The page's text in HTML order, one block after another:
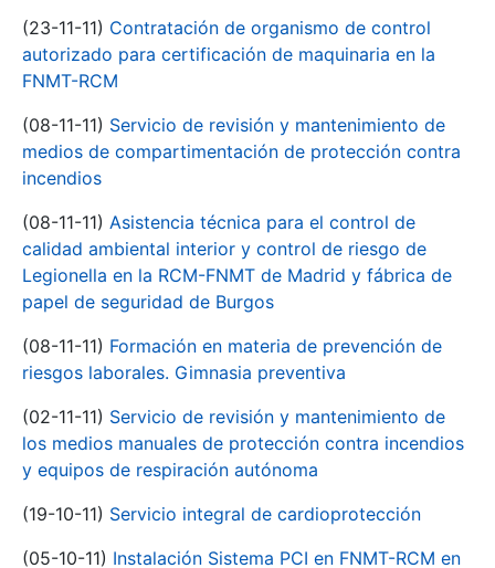
(23-11-11) Contratación de organismo de control
autorizado para certificación de maquinaria en la
FNMT-RCM
(08-11-11) Servicio de revisión y mantenimiento de
medios de compartimentación de protección contra
incendios
(08-11-11) Asistencia técnica para el control de
calidad ambiental interior y control de riesgo de
Legionella en la RCM-FNMT de Madrid y fábrica de
papel de seguridad de Burgos
(08-11-11) Formación en materia de prevención de
riesgos laborales. Gimnasia preventiva
(02-11-11) Servicio de revisión y mantenimiento de
los medios manuales de protección contra incendios
y equipos de respiración autónoma
(19-10-11) Servicio integral de cardioprotección
(05-10-11) Instalación Sistema PCI en FNMT-RCM en